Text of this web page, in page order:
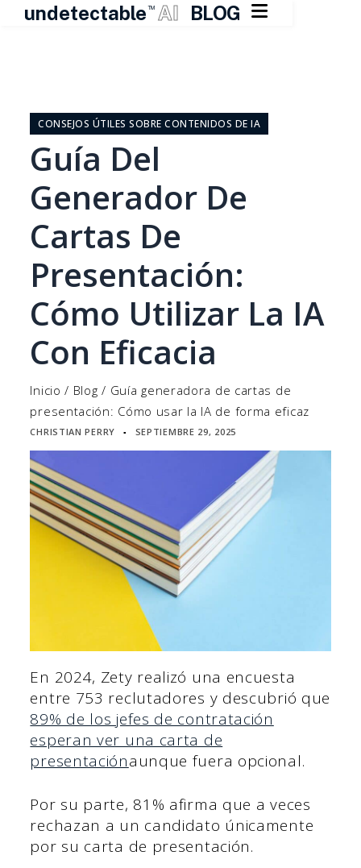
undetectable TM AI BLOG 
contenidoCONSEJOS ÚTILES SOBRE CONTENIDOS DE IA
Guía Del
Generador De
Cartas De
Presentación:
Cómo Utilizar La IA
Con Eficacia
Inicio / Blog / Guía generadora de cartas de
presentación: Cómo usar la IA de forma eficaz
CHRISTIAN PERRY ▪ SEPTIEMBRE 29, 2025
En 2024, Zety realizó una encuesta
entre 753 reclutadores y descubrió que
89% de los jefes de contratación
esperan ver una carta de
presentaciónaunque fuera opcional.
Por su parte, 81% afirma que a veces
rechazan a un candidato únicamente
por su carta de presentación.